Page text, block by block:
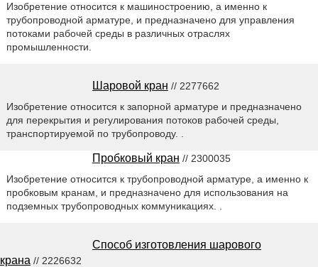
Изобретение относится к машиностроению, а именно к
трубопроводной арматуре, и предназначено для управления
потоками рабочей среды в различных отраслях
промышленности.
Шаровой кран // 2277662
Изобретение относится к запорной арматуре и предназначено
для перекрытия и регулирования потоков рабочей среды,
транспортируемой по трубопроводу. .
Пробковый кран // 2300035
Изобретение относится к трубопроводной арматуре, а именно к
пробковым кранам, и предназначено для использования на
подземных трубопроводных коммуникациях. .
Способ изготовления шарового
крана // 2226632